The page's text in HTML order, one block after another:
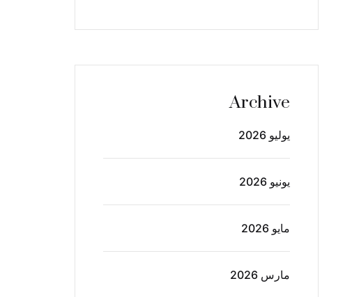
Archive
يوليو 2026
يونيو 2026
مايو 2026
مارس 2026